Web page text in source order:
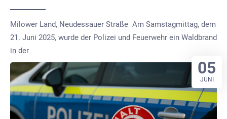
Milower Land, Neudessauer Straße Am Samstagmittag, dem
21. Juni 2025, wurde der Polizei und Feuerwehr ein Waldbrand
in der
05
JUNI